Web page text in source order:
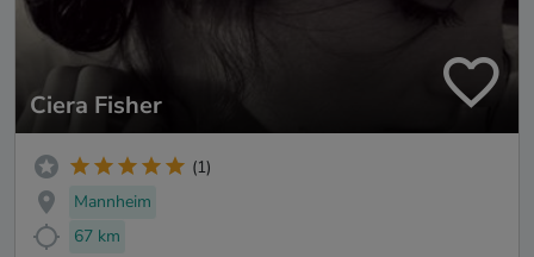
Ciera Fisher
(1)
Mannheim
67 km